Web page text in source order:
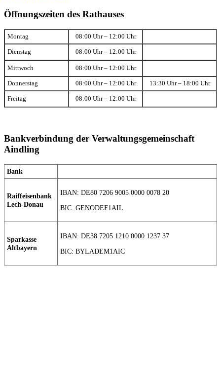
Öffnungszeiten des Rathauses
Montag 08:00 Uhr – 12:00 Uhr
Dienstag 08:00 Uhr – 12:00 Uhr
Mittwoch 08:00 Uhr – 12:00 Uhr
Donnerstag 08:00 Uhr – 12:00 Uhr 13:30 Uhr – 18:00 Uhr
Freitag 08:00 Uhr – 12:00 Uhr
Bankverbindung der Verwaltungsgemeinschaft
Aindling
Bank
Raiffeisenbank
Lech-Donau
IBAN: DE80 7206 9005 0000 0078 20
BIC: GENODEF1AIL
Sparkasse
Altbayern
IBAN: DE38 7205 1210 0000 1237 37
BIC: BYLADEM1AIC